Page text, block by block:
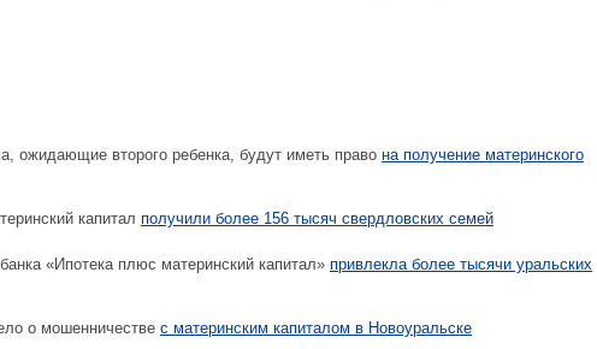
ожидающие второго ребенка, будут иметь право на получение материнского
капитал получили более 156 тысяч свердловских семей
«Ипотека плюс материнский капитал» привлекла более тысячи уральских
о мошенничестве с материнским капиталом в Новоуральске